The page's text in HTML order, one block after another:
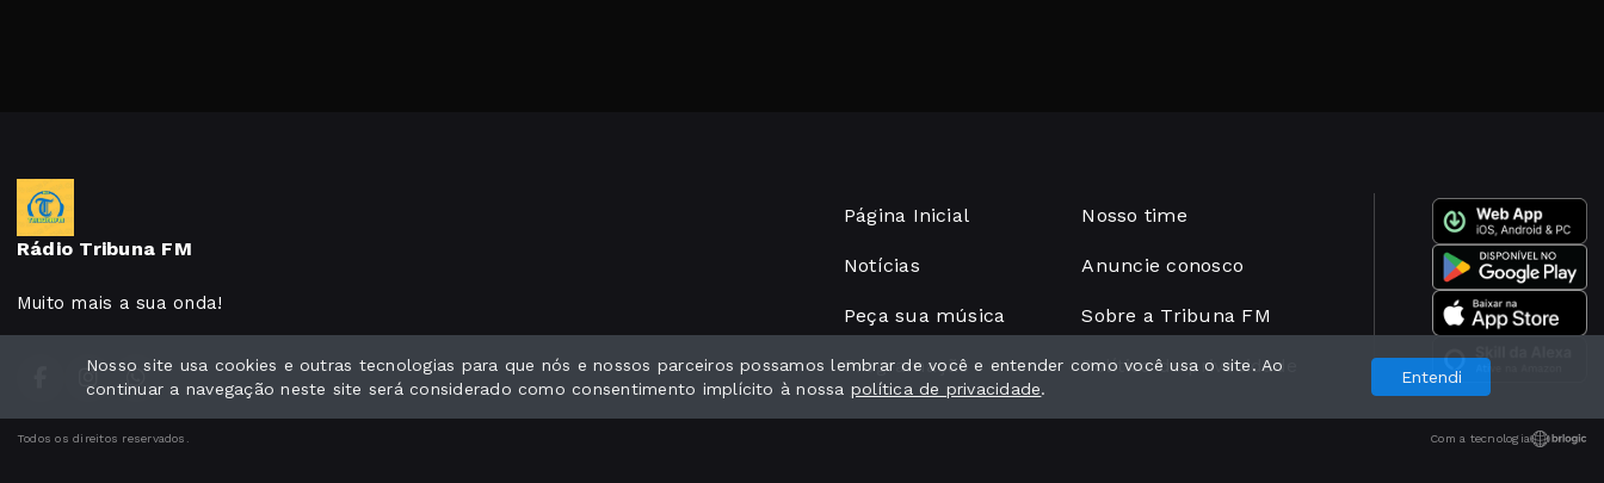
Rádio Tribuna FM
Muito mais a sua onda!
Página Inicial
Notícias
Peça sua música
Programação
Nosso time
Anuncie conosco
Sobre a Tribuna FM
Política de privacidade
Todos os direitos reservados. Com a tecnologia
Nosso site usa cookies e outras tecnologias para que nós e nossos parceiros possamos lembrar de você e entender como você usa o site. Ao
continuar a navegação neste site será considerado como consentimento implícito à nossa política de privacidade.
Entendi